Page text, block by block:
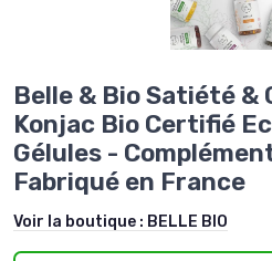
Belle & Bio Satiété &
Konjac Bio Certifié
Gélules -
Fabriqué en France
Voir la boutique : BELLE BIO